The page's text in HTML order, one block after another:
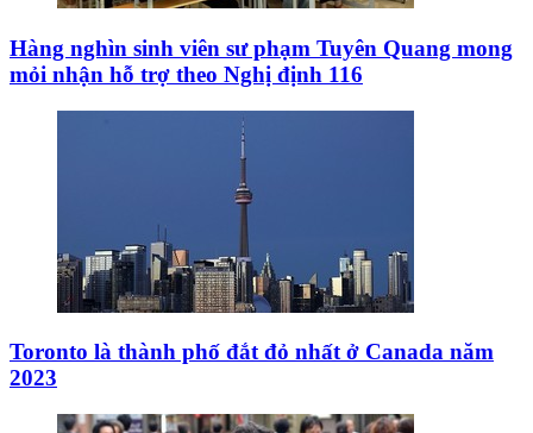
Hàng nghìn sinh viên sư phạm Tuyên Quang mong
mỏi nhận hỗ trợ theo Nghị định 116
Toronto là thành phố đắt đỏ nhất ở Canada năm
2023